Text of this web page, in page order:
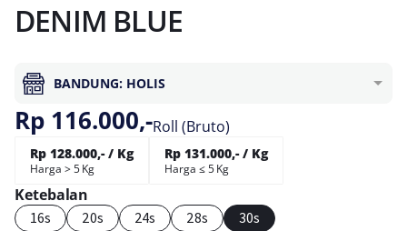
DENIM BLUE
BANDUNG: HOLIS
Rp 116.000,-Roll (Bruto)
Rp 128.000,- / Kg
Harga > 5 Kg
Rp 131.000,- / Kg
Harga ≤ 5 Kg
Ketebalan
16s 20s 24s 28s 30s